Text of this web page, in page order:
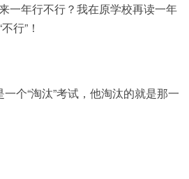
一年行不行？我在原学校再读一年
行”！
个“淘汰”考试，他淘汰的就是那一